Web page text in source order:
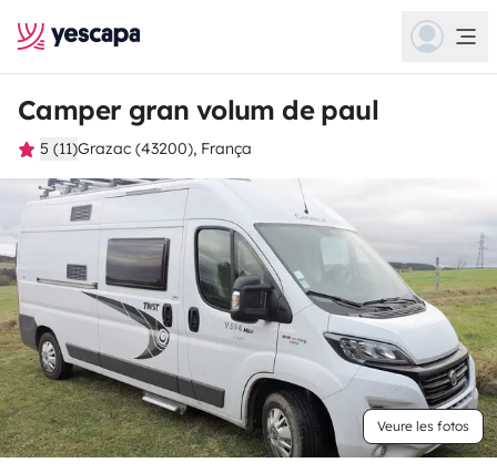
Camper gran volum de paul
5 (11)Grazac (43200), França
Veure les fotos